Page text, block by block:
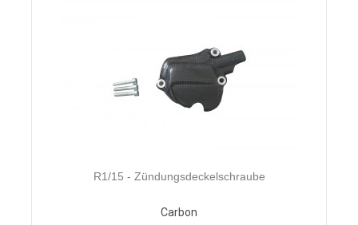
R1/15 - Zündungsdeckelschraube
Carbon